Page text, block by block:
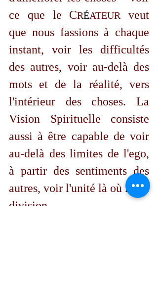
ce que le CRÉATEUR
veut
que nous fassions à chaque
instant, voir les difficultés
des autres, voir au-delà des
mots et de la réalité, vers
l'intérieur des choses. La
Vision Spirituelle consiste
aussi à être capable de voir
au-delà des limites de l'ego,
à partir des sentiments des
autres, voir l'unité là où il y a
division.